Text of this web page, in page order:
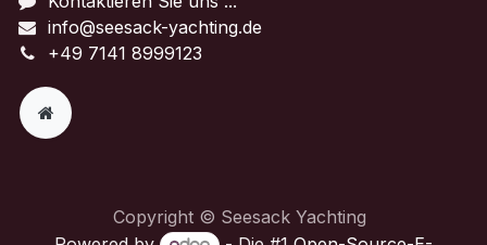
info@seesack-yachting.de
+49 7141 8999123
Copyright © Seesack Yachting